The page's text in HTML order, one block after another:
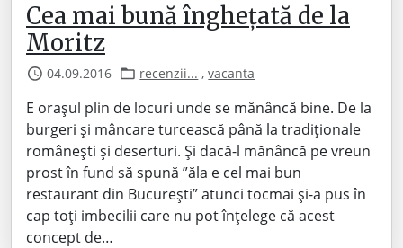
Cea mai bună înghețată de la
Moritz
04.09.2016 recenzii... ,vacanta
E orașul plin de locuri unde se mănâncă bine. De la
burgeri și mâncare turcească până la tradiționale
românești și deserturi. Și dacă-l mănâncă pe vreun
prost în fund să spună ”ăla e cel mai bun
restaurant din București” atunci tocmai și-a pus în
cap toți imbecilii care nu pot înțelege că acest
concept de…